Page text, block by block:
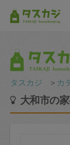
タスカジ ＞ カ
大和市の